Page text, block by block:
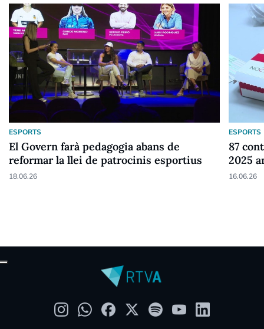
ESPORTS
El Govern farà pedagogia abans de
reformar la llei de patrocinis esportius
18.06.26
ESPORTS
87
2025
16.06.26